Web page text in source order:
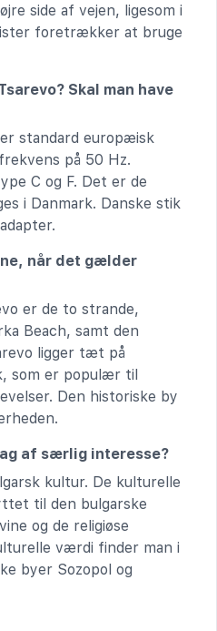
side af vejen, ligesom i
foretrækker at bruge
Skal man have
standard europæisk
på 50 Hz.
C og F. Det er de
i Danmark. Danske stik
når det gælder
er de to strande,
Beach, samt den
ligger tæt på
som er populær til
Den historiske by
af særlig interesse?
kultur. De kulturelle
til den bulgarske
og de religiøse
værdi finder man i
byer Sozopol og